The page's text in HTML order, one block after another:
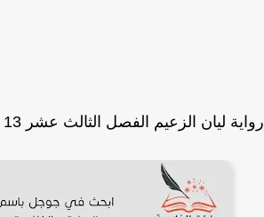
رواية ليان الزعيم الفصل الثالث عشر 13 بقلم ٱية عيد